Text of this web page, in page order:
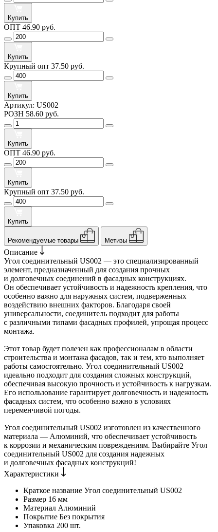
Купить
ОПТ 46.90 руб.
Купить
Крупный опт 37.50 руб.
Купить
Артикул: US002
РОЗН 58.60 руб.
Купить
ОПТ 46.90 руб.
Купить
Крупный опт 37.50 руб.
Купить
Рекомендуемые товары Метизы
Описание
Угол соединительный US002 — это специализированный
элемент, предназначенный для создания прочных
и долговечных соединений в фасадных конструкциях.
Он обеспечивает устойчивость и надежность крепления, что
особенно важно для наружных систем, подверженных
воздействию внешних факторов. Благодаря своей
универсальности, соединитель подходит для работы
с различными типами фасадных профилей, упрощая процесс
монтажа.
Этот товар будет полезен как профессионалам в области
строительства и монтажа фасадов, так и тем, кто выполняет
работы самостоятельно. Угол соединительный US002
идеально подходит для создания сложных конструкций,
обеспечивая высокую прочность и устойчивость к нагрузкам.
Его использование гарантирует долговечность и надежность
фасадных систем, что особенно важно в условиях
переменчивой погоды.
Угол соединительный US002 изготовлен из качественного
материала — Алюминий, что обеспечивает устойчивость
к коррозии и механическим повреждениям. Выбирайте Угол
соединительный US002 для создания надежных
и долговечных фасадных конструкций!
Характеристики
Краткое название Угол соединительный US002
Размер 16 мм
Материал Алюминий
Покрытие Без покрытия
Упаковка 200 шт.